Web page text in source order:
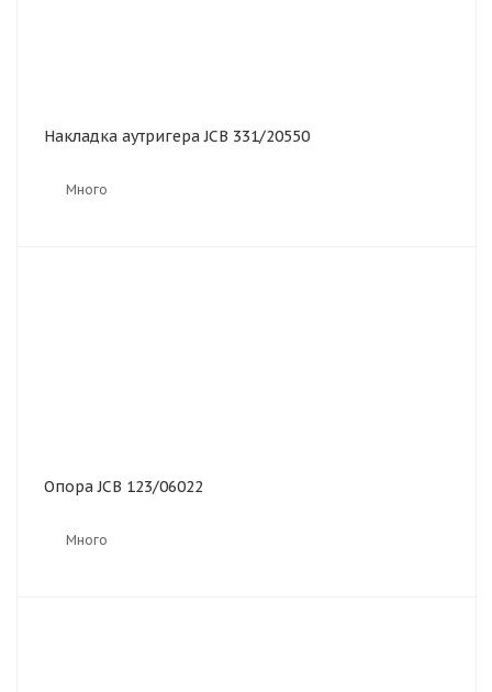
Накладка аутригера JCB 331/20550
Много
Опора JCB 123/06022
Много